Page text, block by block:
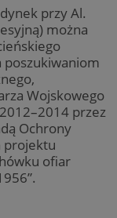
przy Al.
można
poszukiwaniom
Wojskowego
przez
Ochrony
projektu
ofiar